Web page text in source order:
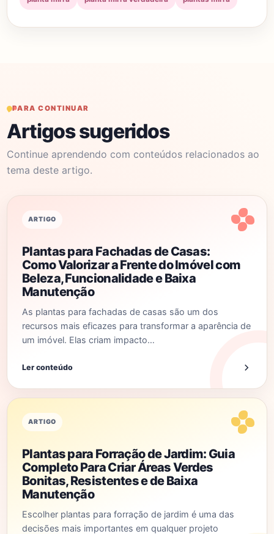
PARA CONTINUAR
Artigos sugeridos
Continue aprendendo com conteúdos relacionados ao
tema deste artigo.
ARTIGO
Plantas para Fachadas de Casas:
Como Valorizar a Frente do Imóvel com
Beleza, Funcionalidade e Baixa
Manutenção
As plantas para fachadas de casas são um dos
recursos mais eficazes para transformar a aparência de
um imóvel. Elas criam impacto…
Ler conteúdo
ARTIGO
Plantas para Forração de Jardim: Guia
Completo Para Criar Áreas Verdes
Bonitas, Resistentes e de Baixa
Manutenção
Escolher plantas para forração de jardim é uma das
decisões mais importantes em qualquer projeto